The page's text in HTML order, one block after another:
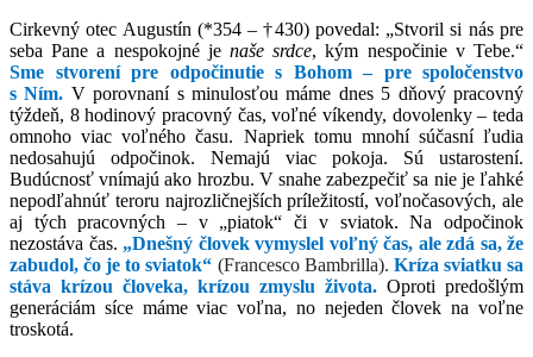
Cirkevný otec Augustín (*354 – †430) povedal: „Stvoril si nás pre
seba Pane a nespokojné je naše srdce, kým nespočinie v Tebe.“
Sme stvorení pre odpočinutie s Bohom – pre spoločenstvo
s Ním. V porovnaní s minulosťou máme dnes 5 dňový pracovný
týždeň, 8 hodinový pracovný čas, voľné víkendy, dovolenky – teda
omnoho viac voľného času. Napriek tomu mnohí súčasní ľudia
nedosahujú odpočinok. Nemajú viac pokoja. Sú ustarostení.
Budúcnosť vnímajú ako hrozbu. V snahe zabezpečiť sa nie je ľahké
nepodľahnúť teroru najrozličnejších príležitostí, voľnočasových, ale
aj tých pracovných – v „piatok“ či v sviatok. Na odpočinok
nezostáva čas. „Dnešný človek vymyslel voľný čas, ale zdá sa, že
zabudol, čo je to sviatok“ (Francesco Bambrilla). Kríza sviatku sa
stáva krízou človeka, krízou zmyslu života. Oproti predošlým
generáciám síce máme viac voľna, no nejeden človek na voľne
troskotá.